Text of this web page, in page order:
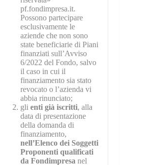
pf.fondimpresa.it.
Possono partecipare
esclusivamente le
aziende che non sono
state beneficiarie di Piani
finanziati sull’Avviso
6/2022 del Fondo, salvo
il caso in cui il
finanziamento sia stato
revocato o l’azienda vi
abbia rinunciato;
gli enti già iscritti, alla
data di presentazione
della domanda di
finanziamento,
nell’Elenco dei Soggetti
Proponenti qualificati
da Fondimpresa nel